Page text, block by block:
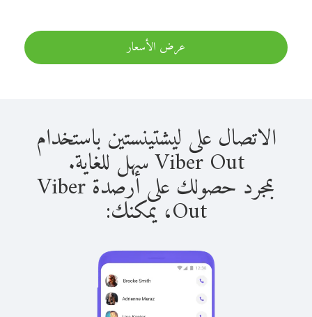
عرض الأسعار
الاتصال على ليشتينستين باستخدام
Viber Out سهل للغاية.
بمجرد حصولك على أرصدة Viber
Out، يمكنك: